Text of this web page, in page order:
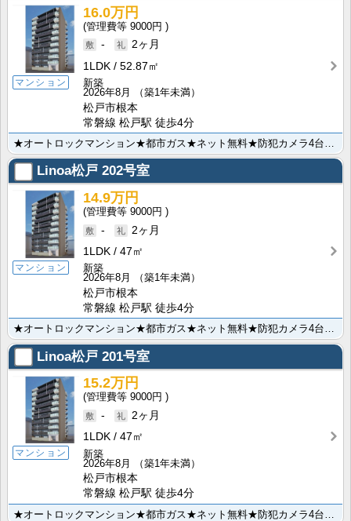
マンション
16.0万円
9000円
-
2ヶ月
1LDK
52.87㎡
新築
2026年8月
（築1年未満）
松戸市根本
常磐線 松戸駅 徒歩4分
Linoa松戸 202号室
マンション
14.9万円
9000円
-
2ヶ月
1LDK
47㎡
新築
2026年8月
（築1年未満）
松戸市根本
常磐線 松戸駅 徒歩4分
Linoa松戸 201号室
マンション
15.2万円
9000円
-
2ヶ月
1LDK
47㎡
新築
2026年8月
（築1年未満）
松戸市根本
常磐線 松戸駅 徒歩4分